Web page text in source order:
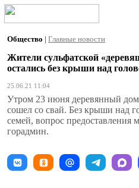
Общество | Главные новости
Жители сульфатской
остались без крыши над
25.06.21 11:04
Утром 23 июня деревянный дом
сошел со свай. Без крыши над
семей, вопрос предоставления
горадмин.